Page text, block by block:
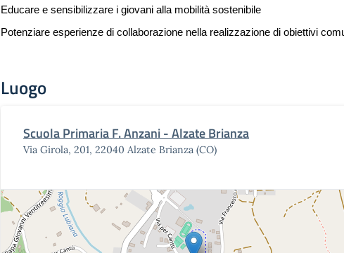
Educare e sensibilizzare i giovani alla mobilità sostenibile
Potenziare esperienze di collaborazione nella realizzazione di obiettivi
Luogo
Scuola Primaria F. Anzani - Alzate Brianza
Via Girola, 201, 22040 Alzate Brianza (CO)